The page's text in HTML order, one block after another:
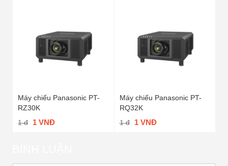
Máy chiếu Panasonic PT-
RZ30K
1 đ
1 VNĐ
Máy chiếu Panasonic PT-
RQ32K
1 đ
1 VNĐ